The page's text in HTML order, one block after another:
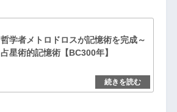
哲学者メトロドロスが記憶術を完成～
占星術的記憶術【BC300年】